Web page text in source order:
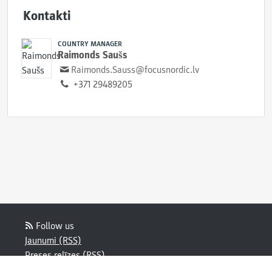
Kontakti
COUNTRY MANAGER
Raimonds Saušs
Raimonds.Sauss@focusnordic.lv
+371 29489205
Follow us
Jaunumi (RSS)